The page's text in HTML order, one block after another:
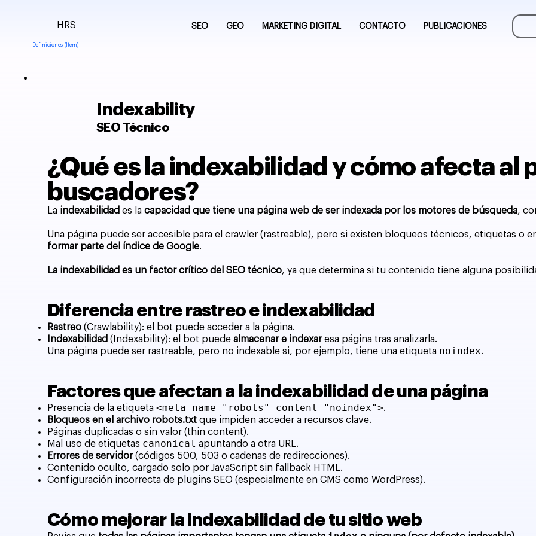
SEO GEO MARKETING DIGITAL CONTACTO PUBLICACIONES
Definiciones (Item)
HRS
Indexability
SEO Técnico
¿Qué es la indexabilidad y cómo afecta al
buscadores?
La indexabilidad es lacapacidad que tiene una página web de ser indexada por los motores de búsqueda,
Una página puede ser accesible para el crawler (rastreable), pero si existen bloqueos técnicos, etiquetas o
formar parte del índice de Google.
La indexabilidad es un factor crítico del SEO técnico, ya que determina si tu contenido tiene alguna
Diferencia entre rastreo e indexabilidad
Rastreo (Crawlability): el bot puede acceder a la página.
Indexabilidad (Indexability): el bot puedealmacenar e indexaresa página tras analizarla.
Una página puede ser rastreable, pero no indexable si, por ejemplo, tiene una etiqueta noindex.
Factores que afectan a la indexabilidad de una página
Presencia de la etiqueta<meta name="robots" content="noindex">.
Bloqueos en el archivo robots.txt que impiden acceder a recursos clave.
Páginas duplicadas o sin valor (thin content).
Mal uso de etiquetas canonical apuntando a otra URL.
Errores de servidor(códigos 500, 503 o cadenas de redirecciones).
Contenido oculto, cargado solo por JavaScript sin fallback HTML.
Configuración incorrecta de plugins SEO (especialmente en CMS como WordPress).
Cómo mejorar la indexabilidad de tu sitio web